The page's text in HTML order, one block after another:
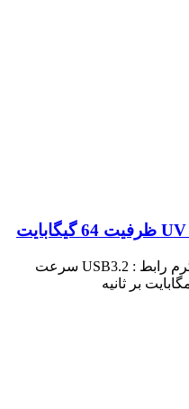
ابعاد : 58*18*10 میلی متر وزن : 9 گرم رابط : USB3.2 سرعت